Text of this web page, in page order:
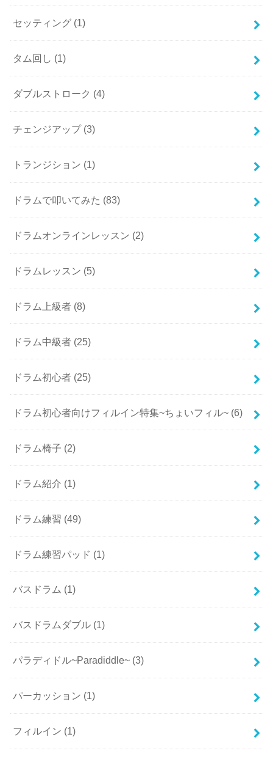
セッティング (1)
タム回し (1)
ダブルストローク (4)
チェンジアップ (3)
トランジション (1)
ドラムで叩いてみた (83)
ドラムオンラインレッスン (2)
ドラムレッスン (5)
ドラム上級者 (8)
ドラム中級者 (25)
ドラム初心者 (25)
ドラム初心者向けフィルイン特集~ちょいフィル~ (6)
ドラム椅子 (2)
ドラム紹介 (1)
ドラム練習 (49)
ドラム練習パッド (1)
バスドラム (1)
バスドラムダブル (1)
パラディドル~Paradiddle~ (3)
パーカッション (1)
フィルイン (1)